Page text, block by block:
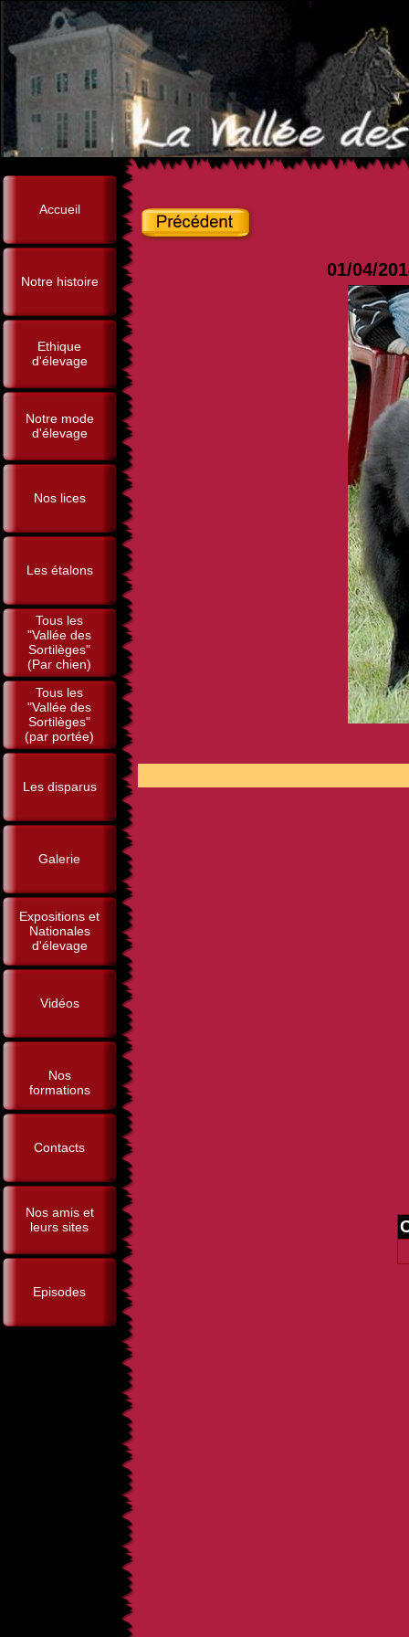
Accueil
Notre histoire
Ethique
d'élevage
Notre mode
d'élevage
Nos lices
Les étalons
Tous les
"Vallée des
Sortilèges"
(Par chien)
Tous les
"Vallée des
Sortilèges"
(par portée)
Les disparus
Galerie
Expositions et
Nationales
d'élevage
Vidéos
Nos
formations
Contacts
Nos amis et
leurs sites
Episodes
01/04/